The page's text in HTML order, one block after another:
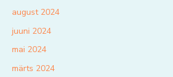
august 2024
juuni 2024
mai 2024
märts 2024